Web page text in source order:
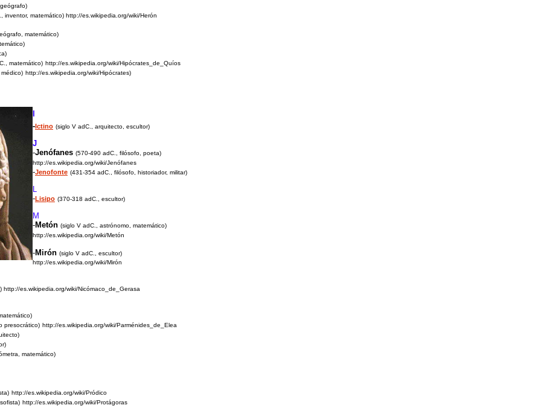
inventor, matemático) http://es.wikipedia.org/wiki/Herón
matemático)
matemático) http://es.wikipedia.org/wiki/Hipócrates_de_Quíos
http://es.wikipedia.org/wiki/Hipócrates)
-Ictino (siglo V adC., arquitecto, escultor)
J
-Jenófanes (570-490 adC., filósofo, poeta)
http://es.wikipedia.org/wiki/Jenófanes
-Jenofonte (431-354 adC., filósofo, historiador, militar)
L
-Lisipo (370-318 adC., escultor)
M
-Metón (siglo V adC., astrónomo, matemático)
http://es.wikipedia.org/wiki/Metón
-Mirón (siglo V adC., escultor)
http://es.wikipedia.org/wiki/Mirón
http://es.wikipedia.org/wiki/Nicómaco_de_Gerasa
presocrático) http://es.wikipedia.org/wiki/Parménides_de_Elea
matemático)
http://es.wikipedia.org/wiki/Pródico
http://es.wikipedia.org/wiki/Protágoras